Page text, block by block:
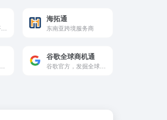
海拓通
东南亚跨境服务商
谷歌全球商机通